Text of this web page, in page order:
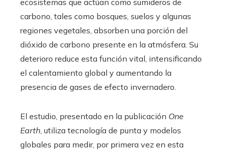
ecosistemas que actúan como sumideros de
carbono, tales como bosques, suelos y algunas
regiones vegetales, absorben una porción del
dióxido de carbono presente en la atmósfera. Su
deterioro reduce esta función vital, intensificando
el calentamiento global y aumentando la
presencia de gases de efecto invernadero.
El estudio, presentado en la publicación One
Earth, utiliza tecnología de punta y modelos
globales para medir, por primera vez en esta